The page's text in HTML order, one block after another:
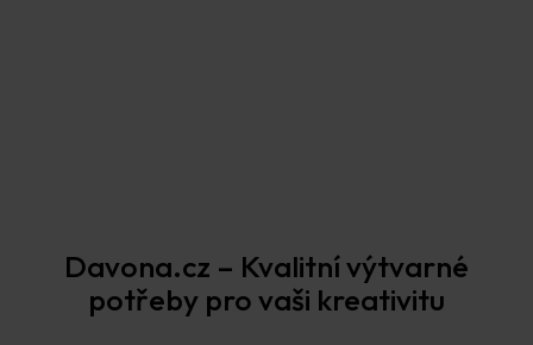
Davona.cz – Kvalitní výtvarné
potřeby pro vaši kreativitu